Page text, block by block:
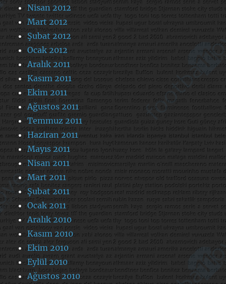
Nisan 2012
Mart 2012
Şubat 2012
Ocak 2012
Aralık 2011
Kasım 2011
Ekim 2011
Ağustos 2011
Temmuz 2011
Haziran 2011
Mayıs 2011
Nisan 2011
Mart 2011
Şubat 2011
Ocak 2011
Aralık 2010
Kasım 2010
Ekim 2010
Eylül 2010
Ağustos 2010